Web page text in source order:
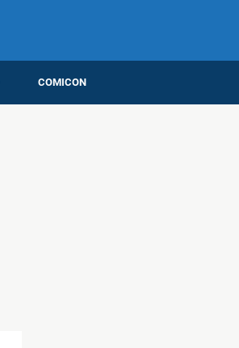
COMICON